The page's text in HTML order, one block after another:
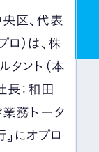
区、代表
）は、株
タント（本
長：和田
業務トータ
』にオプロ